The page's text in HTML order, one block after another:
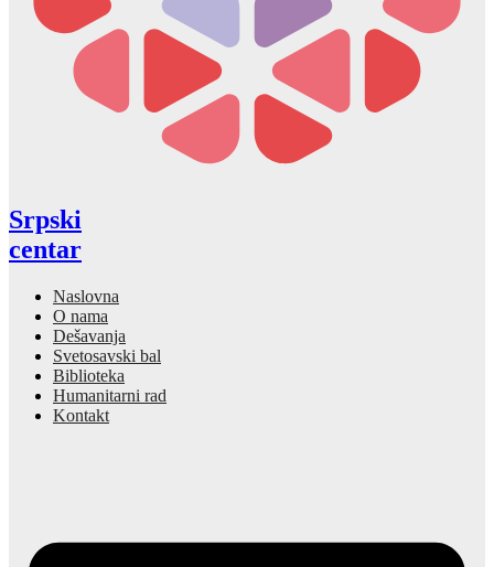
Srpski
centar
Naslovna
O nama
Dešavanja
Svetosavski bal
Biblioteka
Humanitarni rad
Kontakt